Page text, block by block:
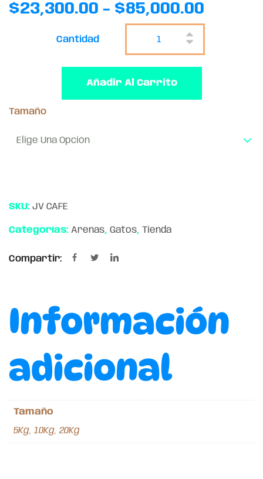
$23,300.00 - $85,000.00
Tamaño
Elige Una Opción
Cantidad
Añadir Al Carrito
SKU: JV CAFE
Categorías: Arenas, Gatos, Tienda
Compartir:
Información
adicional
Tamaño
5Kg, 10Kg, 20Kg